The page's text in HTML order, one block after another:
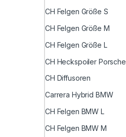
CH Felgen Größe S
CH Felgen Größe M
CH Felgen Größe L
CH Heckspoiler Porsche
CH Diffusoren
Carrera Hybrid BMW
CH Felgen BMW L
CH Felgen BMW M